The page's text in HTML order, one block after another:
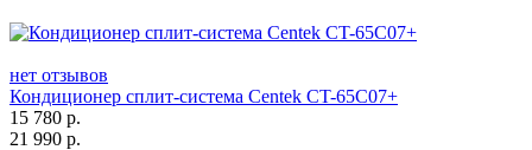
нет отзывов
Кондиционер сплит-система Centek CT-65C07+
15 780 р.
21 990 р.